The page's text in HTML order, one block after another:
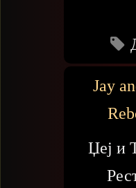
Jay
Џеј и